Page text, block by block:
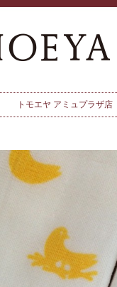
トモエヤ アミュプラザ店